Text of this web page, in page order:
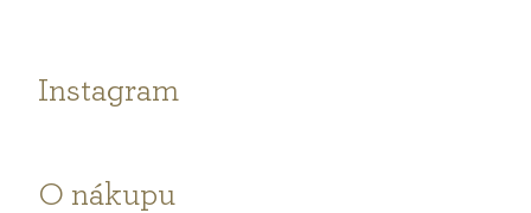
Instagram
O nákupu